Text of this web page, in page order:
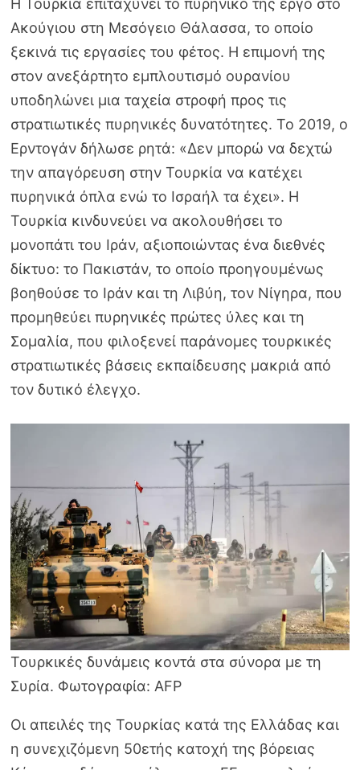
Ακούγιου στη Μεσόγειο Θάλασσα, το οποίο
ξεκινά τις εργασίες του φέτος. Η επιμονή της
στον ανεξάρτητο εμπλουτισμό ουρανίου
υποδηλώνει μια ταχεία στροφή προς τις
στρατιωτικές πυρηνικές δυνατότητες. Το 2019, ο
Ερντογάν δήλωσε ρητά: «Δεν μπορώ να δεχτώ
την απαγόρευση στην Τουρκία να κατέχει
πυρηνικά όπλα ενώ το Ισραήλ τα έχει». Η
Τουρκία κινδυνεύει να ακολουθήσει το
μονοπάτι του Ιράν, αξιοποιώντας ένα διεθνές
δίκτυο: το Πακιστάν, το οποίο προηγουμένως
βοηθούσε το Ιράν και τη Λιβύη, τον Νίγηρα, που
προμηθεύει πυρηνικές πρώτες ύλες και τη
Σομαλία, που φιλοξενεί παράνομες τουρκικές
στρατιωτικές βάσεις εκπαίδευσης μακριά από
τον δυτικό έλεγχο.
Τουρκικές δυνάμεις κοντά στα σύνορα με τη
Συρία. Φωτογραφία: AFP
Οι απειλές της Τουρκίας κατά της Ελλάδας και
η συνεχιζόμενη 50ετής κατοχή της βόρειας